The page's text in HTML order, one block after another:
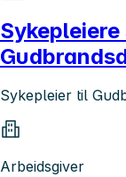
Sykepleier til
Arbeidsgiver